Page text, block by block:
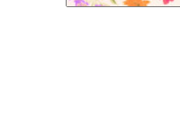
69位 へぇ〜さんの最